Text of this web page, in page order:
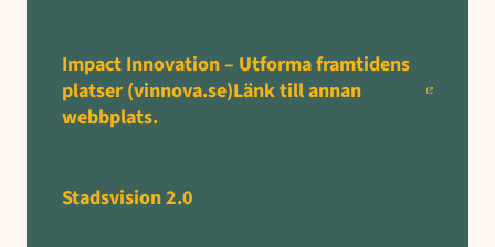
Impact Innovation – Utforma framtidens
platser (vinnova.se)Länk till annan
webbplats.
Stadsvision 2.0